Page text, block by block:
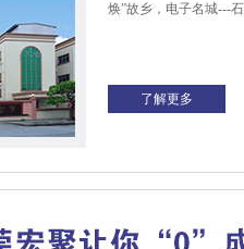
焕”故乡，电子名城---
了解更多